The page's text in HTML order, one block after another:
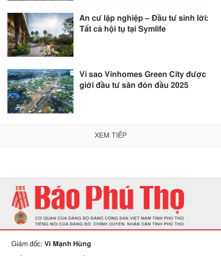
An cư lập nghiệp – Đầu tư sinh lời:
Tất cả hội tụ tại Symlife
Vì sao Vinhomes Green City được
giới đầu tư săn đón đầu 2025
XEM TIẾP
Giám đốc: Vi Mạnh Hùng